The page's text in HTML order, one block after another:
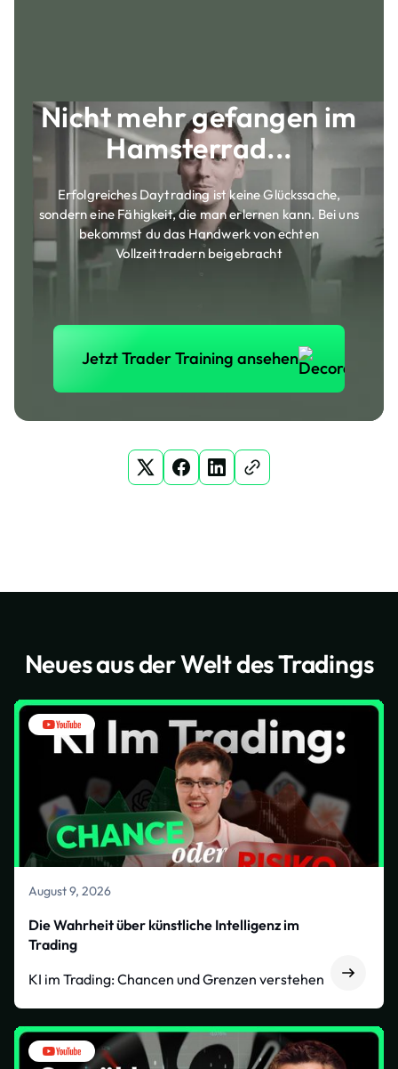
Nicht mehr gefangen im
Hamsterrad...
Erfolgreiches Daytrading ist keine Glückssache,
sondern eine Fähigkeit, die man erlernen kann. Bei uns
bekommst du das Handwerk von echten
Vollzeittradern beigebracht
Jetzt Trader Training ansehen
Jetzt Trader Training
Neues aus der Welt des Tradings
August 9, 2026
Die Wahrheit über künstliche Intelligenz im
Trading
KI im Trading: Chancen und Grenzen verstehen